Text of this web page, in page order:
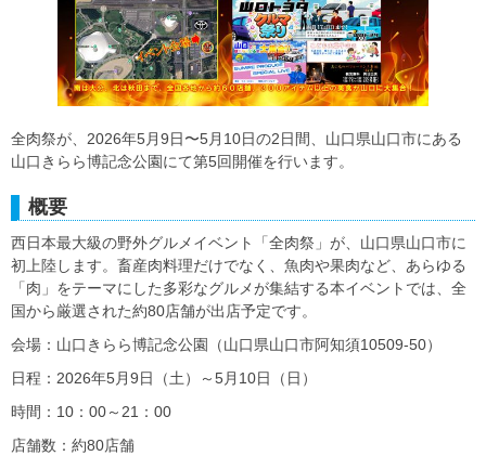
全肉祭が、2026年5月9日〜5月10日の2日間、山口県山口市にある
山口きらら博記念公園にて第5回開催を行います。
概要
西日本最大級の野外グルメイベント「全肉祭」が、山口県山口市に
初上陸します。畜産肉料理だけでなく、魚肉や果肉など、あらゆる
「肉」をテーマにした多彩なグルメが集結する本イベントでは、全
国から厳選された約80店舗が出店予定です。
会場：山口きらら博記念公園（山口県山口市阿知須10509-50）
日程：2026年5月9日（土）～5月10日（日）
時間：10：00～21：00
店舗数：約80店舗